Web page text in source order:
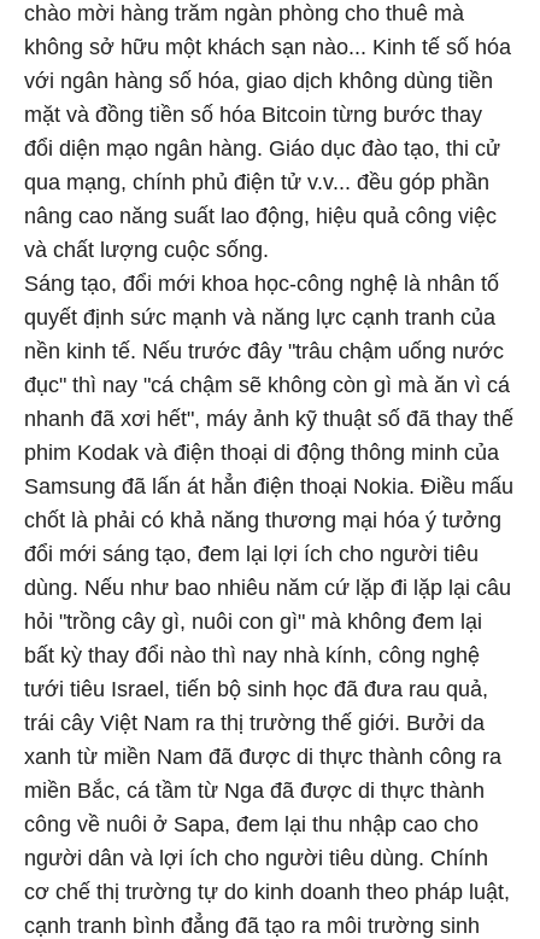
chào mời hàng trăm ngàn phòng cho thuê mà
không sở hữu một khách sạn nào... Kinh tế số hóa
với ngân hàng số hóa, giao dịch không dùng tiền
mặt và đồng tiền số hóa Bitcoin từng bước thay
đổi diện mạo ngân hàng. Giáo dục đào tạo, thi cử
qua mạng, chính phủ điện tử v.v... đều góp phần
nâng cao năng suất lao động, hiệu quả công việc
và chất lượng cuộc sống.
Sáng tạo, đổi mới khoa học-công nghệ là nhân tố
quyết định sức mạnh và năng lực cạnh tranh của
nền kinh tế. Nếu trước đây "trâu chậm uống nước
đục" thì nay "cá chậm sẽ không còn gì mà ăn vì cá
nhanh đã xơi hết", máy ảnh kỹ thuật số đã thay thế
phim Kodak và điện thoại di động thông minh của
Samsung đã lấn át hẳn điện thoại Nokia. Điều mấu
chốt là phải có khả năng thương mại hóa ý tưởng
đổi mới sáng tạo, đem lại lợi ích cho người tiêu
dùng. Nếu như bao nhiêu năm cứ lặp đi lặp lại câu
hỏi "trồng cây gì, nuôi con gì" mà không đem lại
bất kỳ thay đổi nào thì nay nhà kính, công nghệ
tưới tiêu Israel, tiến bộ sinh học đã đưa rau quả,
trái cây Việt Nam ra thị trường thế giới. Bưởi da
xanh từ miền Nam đã được di thực thành công ra
miền Bắc, cá tầm từ Nga đã được di thực thành
công về nuôi ở Sapa, đem lại thu nhập cao cho
người dân và lợi ích cho người tiêu dùng. Chính
cơ chế thị trường tự do kinh doanh theo pháp luật,
cạnh tranh bình đẳng đã tạo ra môi trường sinh